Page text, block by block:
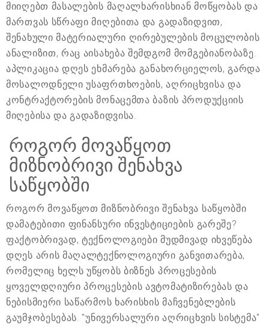
მიიღებთ მასალების მაღალხარისხიან მოწყობას და
მართვას სწრაფი მიღებითა და გადაზიდვით,
შენახული მატერიალური ღირებულების მოცულობის
ანალიზით, რაც აისახება შემდგომ მომგებიანობაზე.
აპლიკაცია დღეს ეხმარება განახორციელოს, გარდა
მოსალოდნელი უსაფრთხოების, აღრიცხვისა და
კონტრაქტორების მონაცემთა ბაზის პროდუქციის
მიღებისა და გადაზიდვისა.
როგორ მოვაწყოთ
მიზნობრივი შენახვა
საწყობში
როგორ მოვაწყოთ მიზნობრივი შენახვა საწყობში
დამატებითი ფინანსური ინვესტიციების გარეშე?
ფაქტობრივად, ტექნოლოგიები მუდმივად იხვეწება
დღეს არის მაღალტექნოლოგიური განვითარება,
რომელიც ხელს უწყობს ბიზნეს პროცესების
ყოველდღიური პროცესების ავტომატიზირებას და
ნებისმიერი საწარმოს ხარისხის მაჩვენებლების
გაუმჯობესებას. "უნივერსალური აღრიცხვის სისტემა"